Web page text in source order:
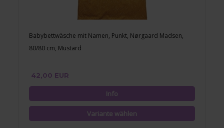
Babybettwäsche mit Namen, Punkt, Nørgaard Madsen,
80/80 cm, Mustard
42,00 EUR